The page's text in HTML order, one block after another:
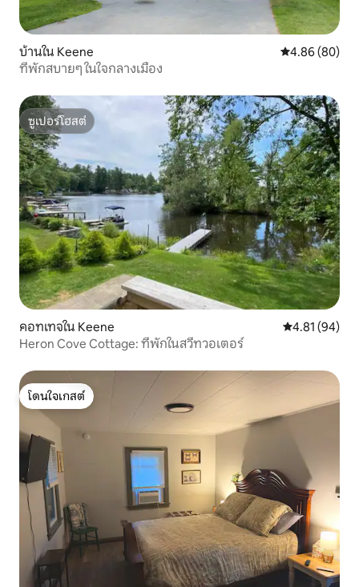
บ้านใน Keene คะแนนเฉลี่ย
4.86 (80)
ที่พักสบายๆ ในใจกลางเมือง
ซูเปอร์โฮสต์
ซูเปอร์โฮสต์
คอทเทจใน Keene คะแนนเฉลี่ย
4.81 (94)
Heron Cove Cottage: ที่พักในสวีทวอเตอร์
โดนใจเกสต์
โดนใจเกสต์